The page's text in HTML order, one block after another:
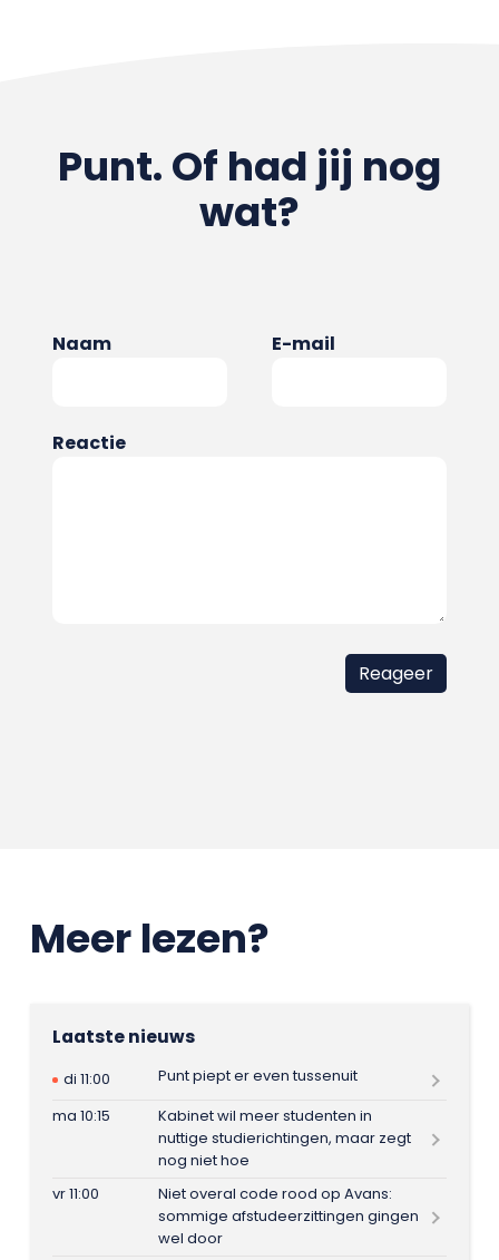
Punt. Of had jij nog
wat?
Naam E-mail
Reactie
Meer lezen?
Laatste nieuws
di 11:00
Punt piept er even tussenuit
ma 10:15
Kabinet wil meer studenten in
nuttige studierichtingen, maar zegt
nog niet hoe
vr 11:00
Niet overal code rood op Avans:
sommige afstudeerzittingen gingen
wel door